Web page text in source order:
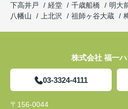
下高井戸
経堂 千歳船橋 明大
八幡山
上北沢 祖師ヶ谷大蔵
株式会社 福一
03-3324-4111
〒156-0044